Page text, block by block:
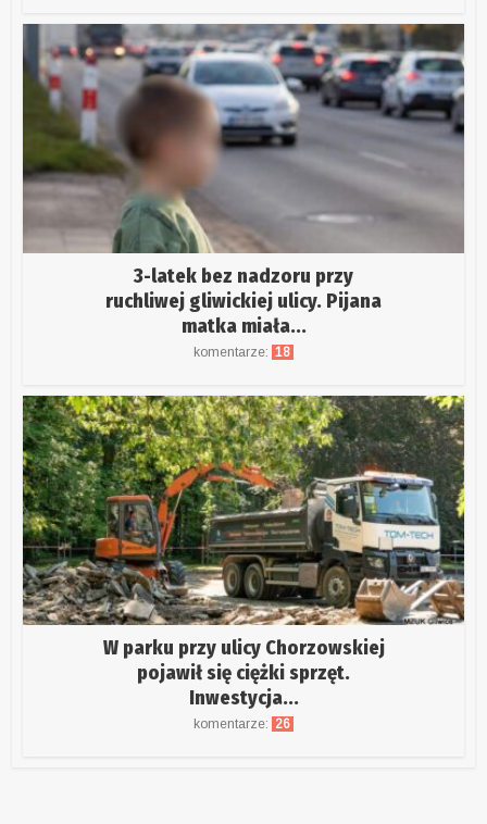
3-latek bez nadzoru przy
ruchliwej gliwickiej ulicy. Pijana
matka miała...
komentarze: 18
W parku przy ulicy Chorzowskiej
pojawił się ciężki sprzęt.
Inwestycja...
komentarze: 26